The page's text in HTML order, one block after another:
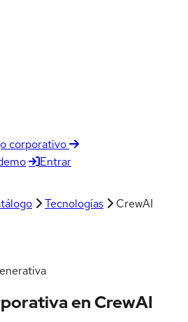
corporativo
Entrar
Tecnologías CrewAI
en CrewAI